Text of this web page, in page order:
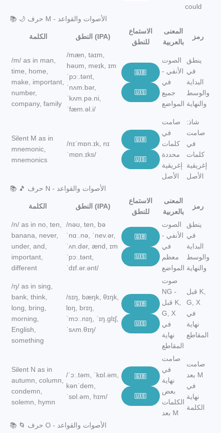
could
📚 🌙 حرف M - الأصوات والقواعد
الكلمة النطق (IPA)
الاستماع
للنطق
المعنى
بالعربية
رمز
/m/ as in man,
time, home,
make, important,
number,
company, family
/mæn, taɪm,
həʊm, meɪk, ɪm
ˈpɔː.tənt,
ˈnʌm.bər,
ˈkʌm.pə.ni,
ˈfæm.əl.i/
🇬🇧
🇺🇸
الصوت
الأنفي -
في
جميع
المواضع
ينطق
في
البداية
والوسط
والنهاية
Silent M as in
mnemonic,
mnemonics
/nɪˈmɒn.ɪk, nɪ
ˈmɒn.ɪks/
🇬🇧
🇺🇸
صامت
في
كلمات
محددة
إغريقية
الأصل
شاذ:
صامت
في
كلمات
إغريقية
الأصل
📚 🎵 حرف N - الأصوات والقواعد
الكلمة النطق (IPA)
الاستماع
للنطق
المعنى
بالعربية
رمز
/n/ as in no, ten,
banana, never,
under, and,
important,
different
/nəʊ, ten, bə
ˈnɑː.nə, ˈnev.ər,
ˈʌn.dər, ænd, ɪm
ˈpɔː.tənt,
ˈdɪf.ər.ənt/
🇬🇧
🇺🇸
الصوت
الأنفي -
في
معظم
المواضع
ينطق
في
البداية
والوسط
والنهاية
/ŋ/ as in sing,
bank, think,
long, bring,
morning,
English,
something
/sɪŋ, bæŋk, θɪŋk,
lɒŋ, brɪŋ,
ˈmɔː.nɪŋ, ˈɪŋ.ɡlɪʃ,
ˈsʌm.θɪŋ/
🇬🇧
🇺🇸
صوت
NG -
قبل K,
G, X
في
نهاية
المقاطع
قبل K,
G, X
في
نهاية
المقاطع
Silent N as in
autumn, column,
condemn,
solemn, hymn
/ˈɔː.təm, ˈkɒl.əm,
kənˈdem,
ˈsɒl.əm, hɪm/
🇬🇧
🇺🇸
صامت
في
نهاية
بعض
الكلمات
بعد M
صامت
بعد M
في
نهاية
الكلمة
📚 🌀 حرف O - الأصوات والقواعد